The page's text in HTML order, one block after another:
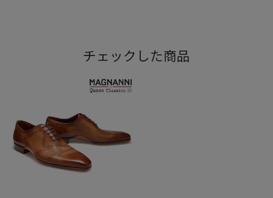
チェックした商品